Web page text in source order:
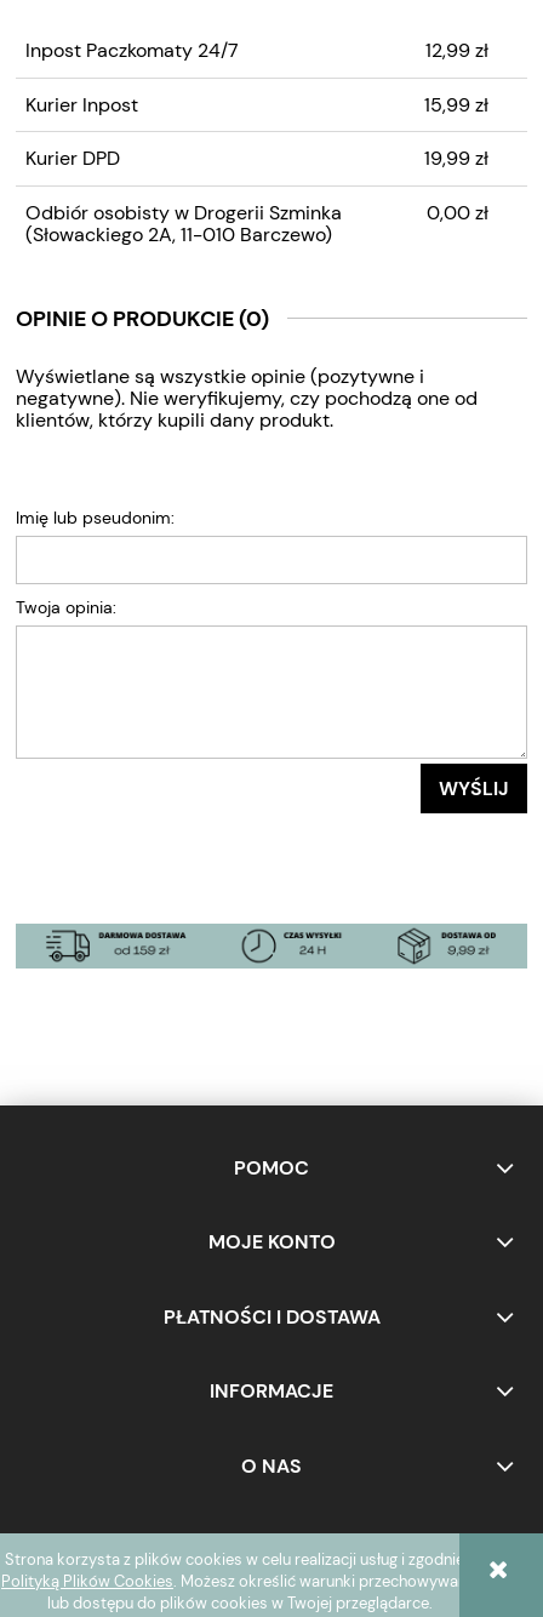
Strona korzysta z plików cookies w celu realizacji usług i zgodnie z
Polityką Plików Cookies. Możesz określić warunki przechowywania
lub dostępu do plików cookies w Twojej przeglądarce.
EWENTUALNYCH KOSZTÓW
Inpost Paczkomaty 24/7 12,99 zł
Kurier Inpost 15,99 zł
Kurier DPD 19,99 zł
Odbiór osobisty w Drogerii Szminka
(Słowackiego 2A, 11-010 Barczewo)
0,00 zł
OPINIE O PRODUKCIE (0)
Wyświetlane są wszystkie opinie (pozytywne i
negatywne). Nie weryfikujemy, czy pochodzą one od
klientów, którzy kupili dany produkt.
Imię lub pseudonim:
Twoja opinia:
WYŚLIJ
POMOC
MOJE KONTO
PŁATNOŚCI I DOSTAWA
INFORMACJE
O NAS
POKAŻ PEŁNĄ WERSJĘ STRONY
Sklep internetowy Shoper.pl